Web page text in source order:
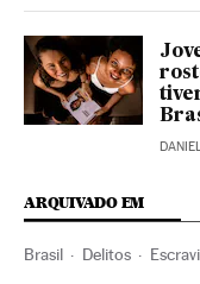
ARQUIVADO EM
Brasil Delitos